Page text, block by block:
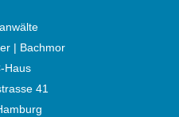
| Bachmor
Haus
41